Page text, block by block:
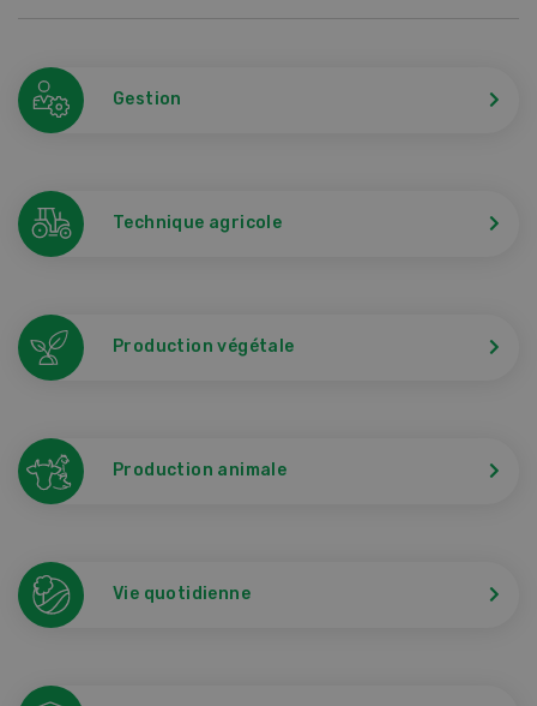
Gestion
Technique agricole
Production végétale
Production animale
Vie quotidienne